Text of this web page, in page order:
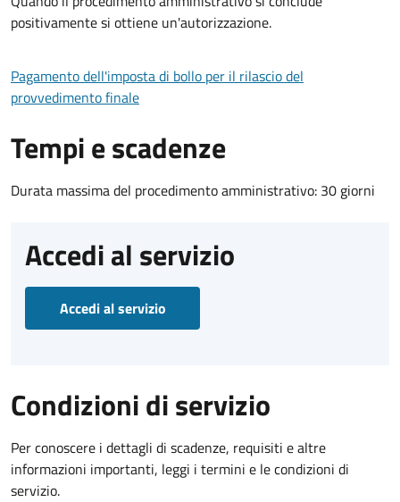
positivamente si ottiene un'autorizzazione.
Pagamento dell'imposta di bollo per il rilascio del
provvedimento finale
Tempi e scadenze
Durata massima del procedimento amministrativo: 30 giorni
Accedi al servizio
Accedi al servizio
Condizioni di servizio
Per conoscere i dettagli di scadenze, requisiti e altre
informazioni importanti, leggi i termini e le condizioni di
servizio.